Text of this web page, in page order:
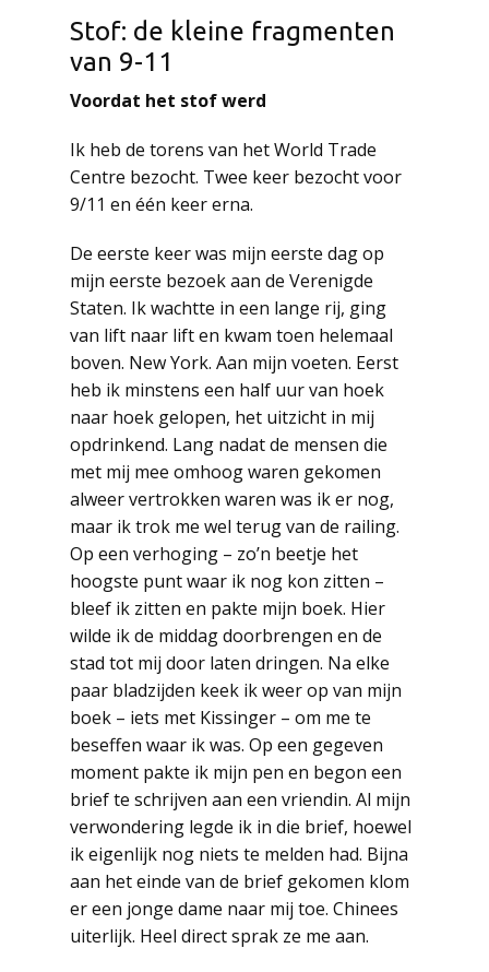
Stof: de kleine fragmenten
van 9-11
Voordat het stof werd
Ik heb de torens van het World Trade
Centre bezocht. Twee keer bezocht voor
9/11 en één keer erna.
De eerste keer was mijn eerste dag op
mijn eerste bezoek aan de Verenigde
Staten. Ik wachtte in een lange rij, ging
van lift naar lift en kwam toen helemaal
boven. New York. Aan mijn voeten. Eerst
heb ik minstens een half uur van hoek
naar hoek gelopen, het uitzicht in mij
opdrinkend. Lang nadat de mensen die
met mij mee omhoog waren gekomen
alweer vertrokken waren was ik er nog,
maar ik trok me wel terug van de railing.
Op een verhoging – zo’n beetje het
hoogste punt waar ik nog kon zitten –
bleef ik zitten en pakte mijn boek. Hier
wilde ik de middag doorbrengen en de
stad tot mij door laten dringen. Na elke
paar bladzijden keek ik weer op van mijn
boek – iets met Kissinger – om me te
beseffen waar ik was. Op een gegeven
moment pakte ik mijn pen en begon een
brief te schrijven aan een vriendin. Al mijn
verwondering legde ik in die brief, hoewel
ik eigenlijk nog niets te melden had. Bijna
aan het einde van de brief gekomen klom
er een jonge dame naar mij toe. Chinees
uiterlijk. Heel direct sprak ze me aan.